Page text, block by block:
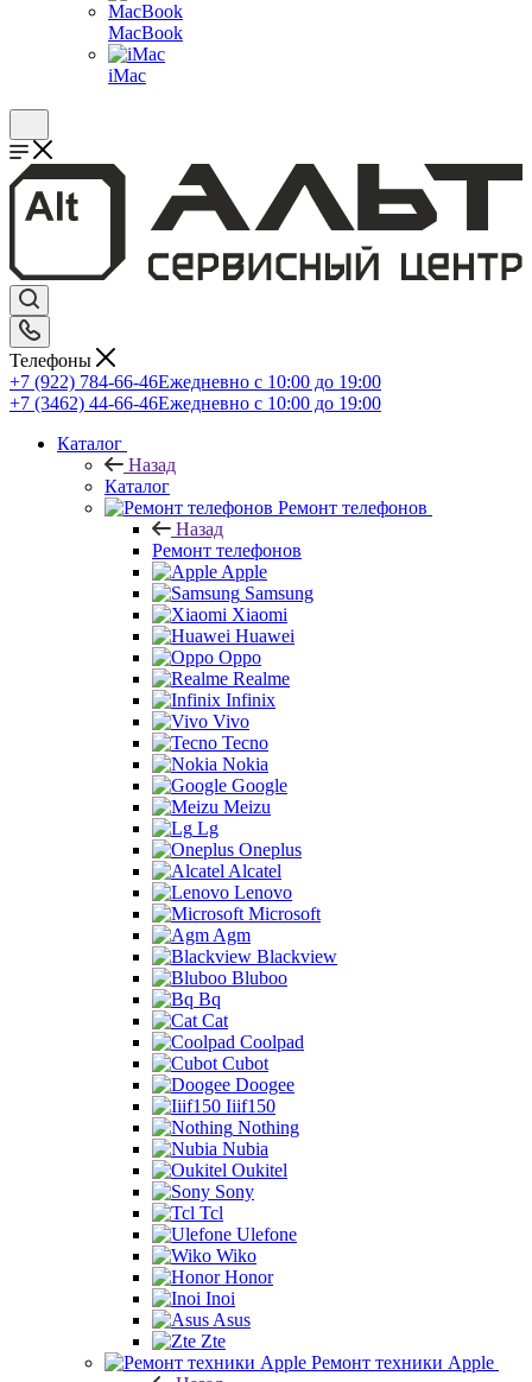
MacBook
iMac
Телефоны
+7 (922) 784-66-46Ежедневно с 10:00 до 19:00
+7 (3462) 44-66-46Ежедневно с 10:00 до 19:00
Каталог
Назад
Каталог
Ремонт телефонов
Назад
Ремонт телефонов
Apple
Samsung
Xiaomi
Huawei
Oppo
Realme
Infinix
Vivo
Tecno
Nokia
Google
Meizu
Lg
Oneplus
Alcatel
Lenovo
Microsoft
Agm
Blackview
Bluboo
Bq
Cat
Coolpad
Cubot
Doogee
Iiif150
Nothing
Nubia
Oukitel
Sony
Tcl
Ulefone
Wiko
Honor
Inoi
Asus
Zte
Ремонт техники Apple